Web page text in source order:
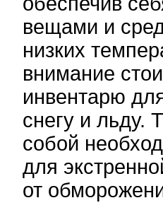
вещами и
низких
внимание
инвентарю
снегу и льду.
собой
для
от